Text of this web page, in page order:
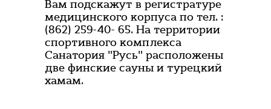
Вам подскажут в регистратуре
медицинского корпуса по тел. :
(862) 259-40- 65. На территории
спортивного комплекса
Санатория "Русь" расположены
две финские сауны и турецкий
хамам.